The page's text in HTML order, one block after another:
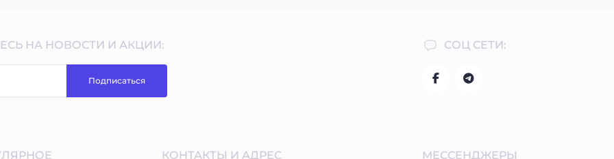
СОЦ СЕТИ:
НА НОВОСТИ И АКЦИИ:
Подписаться
КОНТАКТЫ И АДРЕС МЕССЕНДЖЕРЫ